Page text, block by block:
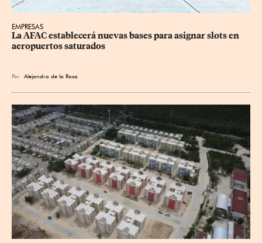
EMPRESAS
La AFAC establecerá nuevas bases para asignar slots en
aeropuertos saturados
Por Alejandro de la Rosa